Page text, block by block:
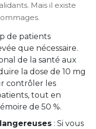
Mais il existe
de patients
que nécessaire.
de la santé aux
la dose de 10 mg
contrôler les
tout en
de 50 %.
: Si vous